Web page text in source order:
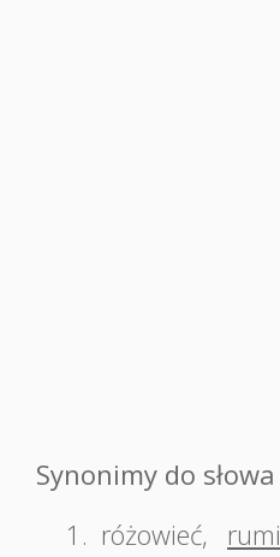
Synonimy do
1. różowieć,